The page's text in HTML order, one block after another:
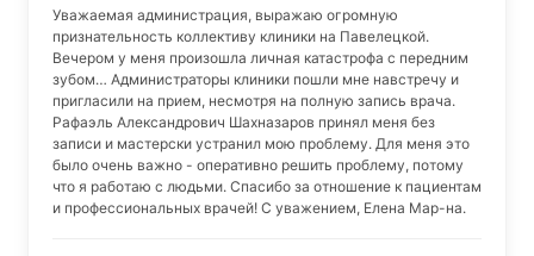
Уважаемая администрация, выражаю огромную
признательность коллективу клиники на Павелецкой.
Вечером у меня произошла личная катастрофа с передним
зубом… Администраторы клиники пошли мне навстречу и
пригласили на прием, несмотря на полную запись врача.
Рафаэль Александрович Шахназаров принял меня без
записи и мастерски устранил мою проблему. Для меня это
было очень важно - оперативно решить проблему, потому
что я работаю с людьми. Спасибо за отношение к пациентам
и профессиональных врачей! С уважением, Елена Мар-на.